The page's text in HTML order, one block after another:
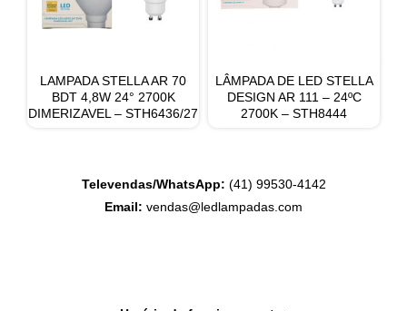
LAMPADA STELLA AR 70
BDT 4,8W 24° 2700K
DIMERIZAVEL – STH6436/27
LÂMPADA DE LED STELLA
DESIGN AR 111 – 24ºC
2700K – STH8444
Televendas/WhatsApp: (41) 99530-4142
Email: vendas@ledlampadas.com